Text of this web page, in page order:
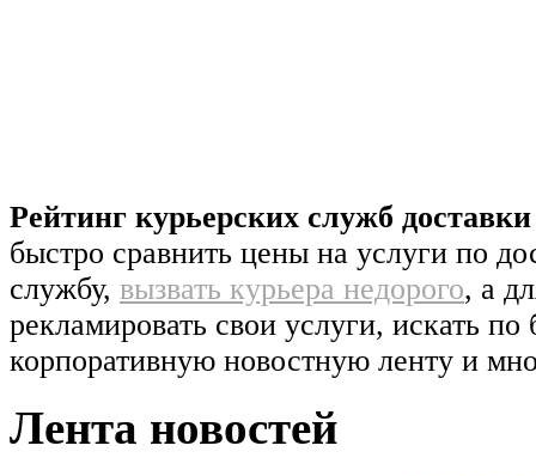
Рейтинг курьерских служб
быстро сравнить цены на услуги по
службу, вызвать курьера недорого, а
рекламировать свои услуги, искать по
корпоративную новостную ленту и
Лента новостей